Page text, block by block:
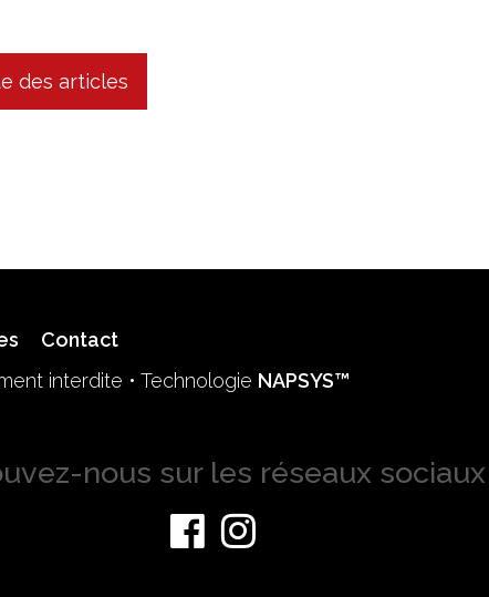
des articles
Contact
interdite • Technologie NAPSYS™
nous sur les réseaux sociaux